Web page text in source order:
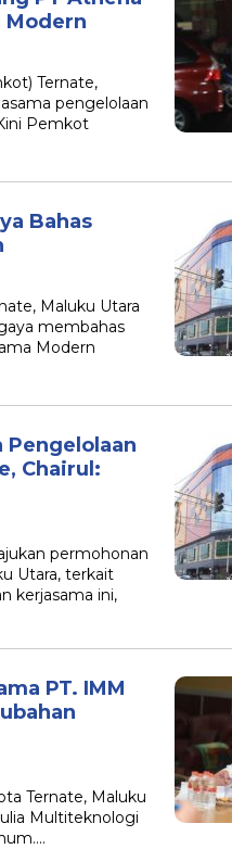
Modern
Ternate,
pengelolaan
Pemkot
Bahas
Maluku Utara
membahas
Modern
Pengelolaan
Chairul:
permohonan
Utara, terkait
kerjasama ini,
PT. IMM
Ternate, Maluku
Multiteknologi